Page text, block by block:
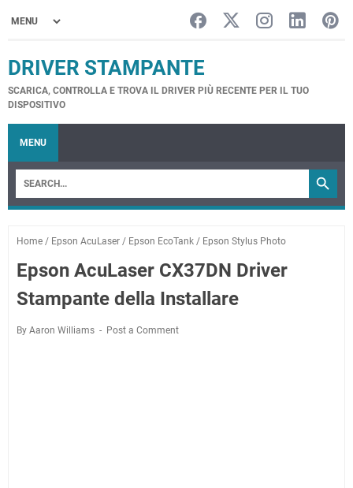
DRIVER STAMPANTE
SCARICA, CONTROLLA E TROVA IL DRIVER PIÙ RECENTE PER IL TUO
DISPOSITIVO
MENU
Home / Epson AcuLaser / Epson EcoTank / Epson Stylus Photo
Epson AcuLaser CX37DN Driver
Stampante della Installare
By Aaron Williams Post a Comment